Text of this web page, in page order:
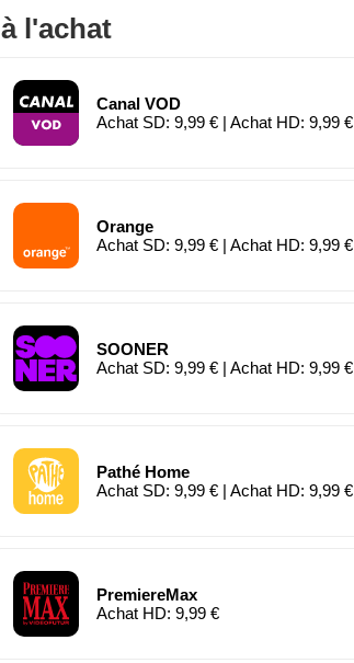
à l'achat
Canal VOD
Achat SD: 9,99 € | Achat HD: 9,99 €
Orange
Achat SD: 9,99 € | Achat HD: 9,99 €
SOONER
Achat SD: 9,99 € | Achat HD: 9,99 €
Pathé Home
Achat SD: 9,99 € | Achat HD: 9,99 €
PremiereMax
Achat HD: 9,99 €